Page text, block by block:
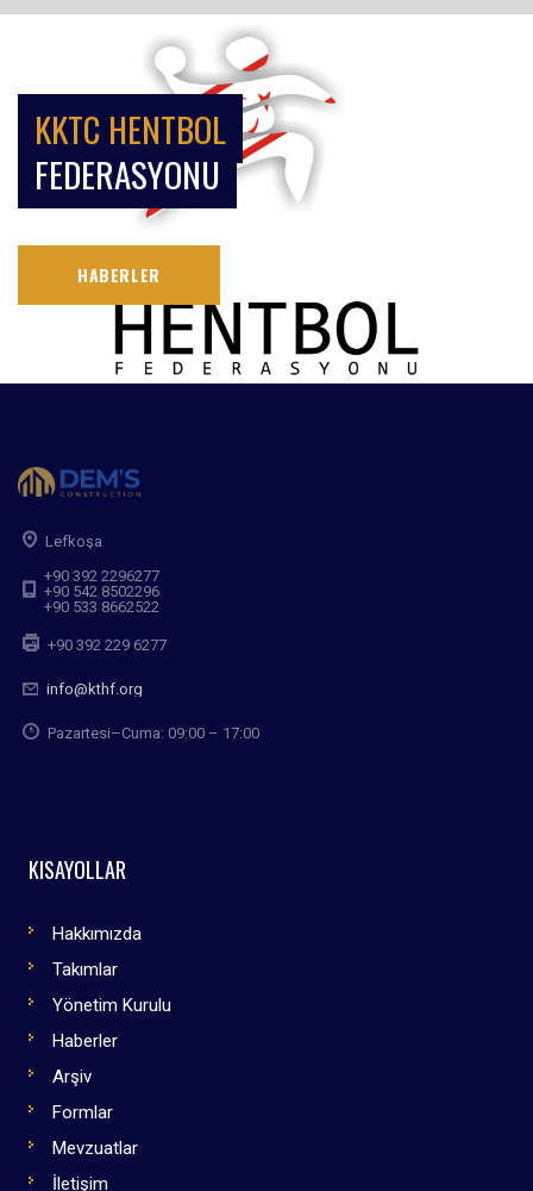
KKTC HENTBOL
FEDERASYONU
HABERLER
Lefkoşa
+90 392 2296277
+90 542 8502296
+90 533 8662522
+90 392 229 6277
info@kthf.org
Pazartesi–Cuma: 09:00 – 17:00
KISAYOLLAR
Hakkımızda
Takımlar
Yönetim Kurulu
Haberler
Arşiv
Formlar
Mevzuatlar
İletişim